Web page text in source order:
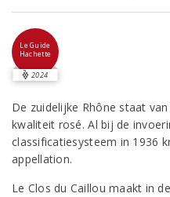
Le Guide
Hachette
2024
De zuidelijke Rhône staat
kwaliteit rosé. Al bij de
classificatiesysteem in 1936
appellation.
Le Clos du Caillou maakt in